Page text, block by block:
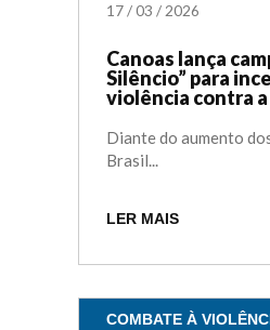
17/03 /2026
Canoas lança
Silêncio” para
violência contra
Diante do aumento
Brasil...
LER MAIS
COMBATE À